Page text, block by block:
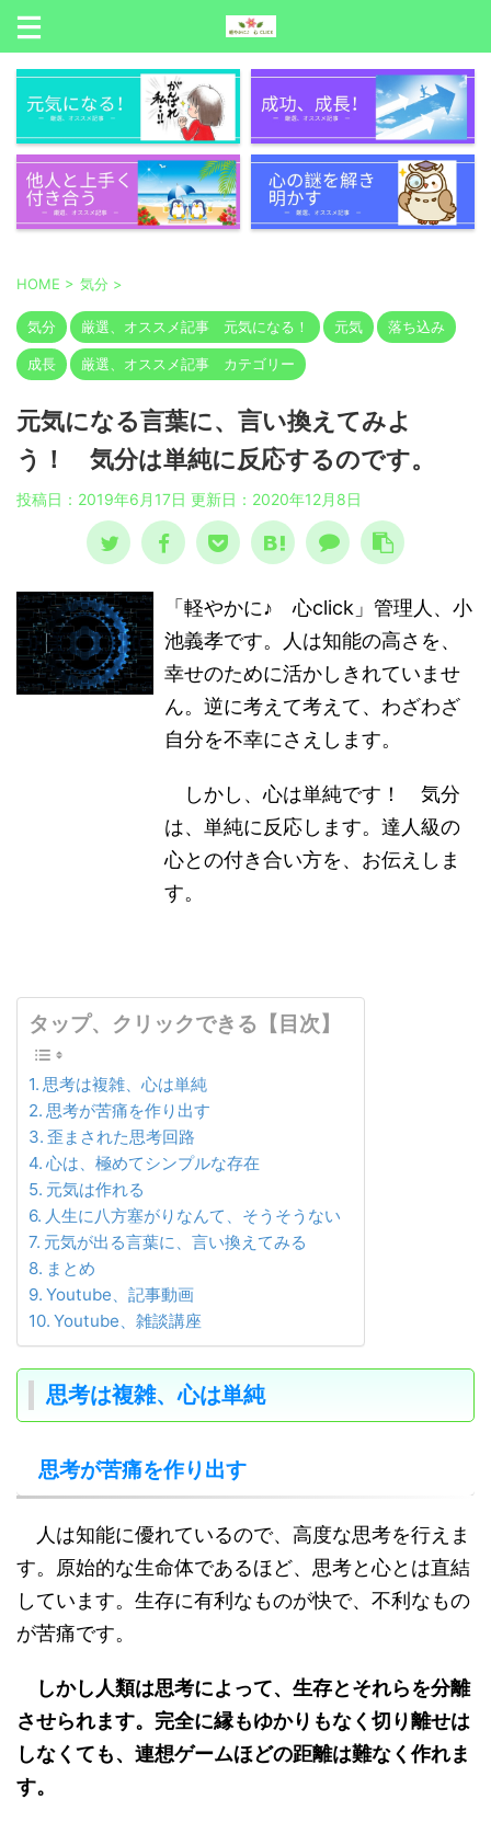
HOME > 気分 >
気分 厳選、オススメ記事 元気になる！ 元気 落ち込み
成長 厳選、オススメ記事 カテゴリー
元気になる言葉に、言い換えてみよ
う！ 気分は単純に反応するのです。
投稿日：2019年6月17日 更新日： 2020年12月8日
「軽やかに♪ 心click」管理人、小
池義孝です。人は知能の高さを、
幸せのために活かしきれていませ
ん。逆に考えて考えて、わざわざ
自分を不幸にさえします。
しかし、心は単純です！ 気分
は、単純に反応します。達人級の
心との付き合い方を、お伝えしま
す。
タップ、クリックできる【目次】
思考は複雑、心は単純
思考が苦痛を作り出す
歪まされた思考回路
心は、極めてシンプルな存在
元気は作れる
人生に八方塞がりなんて、そうそうない
元気が出る言葉に、言い換えてみる
まとめ
Youtube、記事動画
Youtube、雑談講座
思考は複雑、心は単純
思考が苦痛を作り出す
人は知能に優れているので、高度な思考を行えま
す。原始的な生命体であるほど、思考と心とは直結
しています。生存に有利なものが快で、不利なもの
が苦痛です。
しかし人類は思考によって、生存とそれらを分離
させられます。完全に縁もゆかりもなく切り離せは
しなくても、連想ゲームほどの距離は難なく作れま
す。